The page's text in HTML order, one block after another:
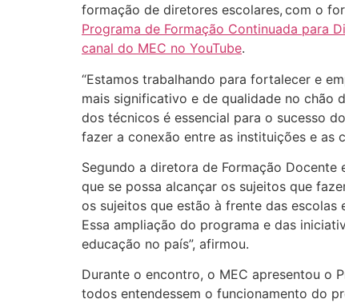
formação de diretores escolares, com o
Programa de Formação Continuada para
canal do MEC no YouTube.
“Estamos trabalhando para fortalecer e
mais significativo e de qualidade no chão
dos técnicos é essencial para o sucesso
fazer a conexão entre as instituições e as
Segundo a diretora de Formação
que se possa alcançar os sujeitos que
os sujeitos que estão à frente das escolas
Essa ampliação do programa e das
educação no país”, afirmou.
Durante o encontro, o MEC apresentou o
todos entendessem o funcionamento do